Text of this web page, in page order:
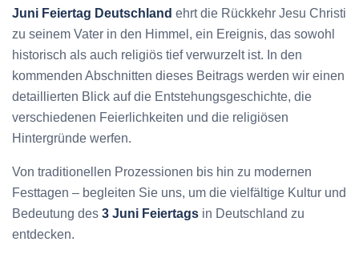
Juni Feiertag Deutschland ehrt die Rückkehr Jesu Christi
zu seinem Vater in den Himmel, ein Ereignis, das sowohl
historisch als auch religiös tief verwurzelt ist. In den
kommenden Abschnitten dieses Beitrags werden wir einen
detaillierten Blick auf die Entstehungsgeschichte, die
verschiedenen Feierlichkeiten und die religiösen
Hintergründe werfen.
Von traditionellen Prozessionen bis hin zu modernen
Festtagen – begleiten Sie uns, um die vielfältige Kultur und
Bedeutung des 3 Juni Feiertags in Deutschland zu
entdecken.